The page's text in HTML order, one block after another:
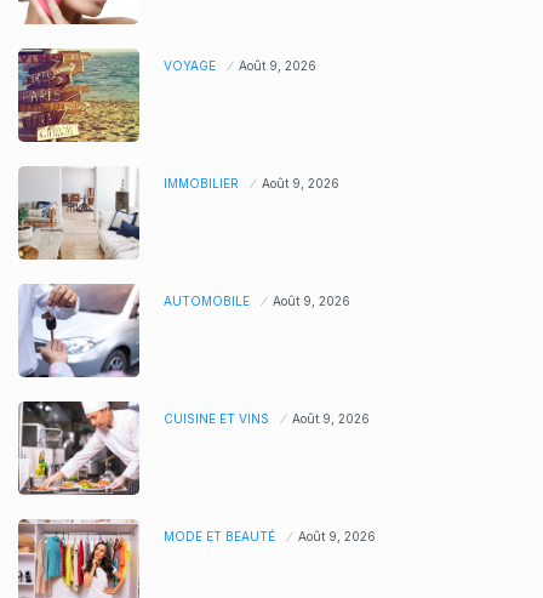
VOYAGE Août 9, 2026
IMMOBILIER Août 9, 2026
AUTOMOBILE Août 9, 2026
CUISINE ET VINS Août 9, 2026
MODE ET BEAUTÉ Août 9, 2026